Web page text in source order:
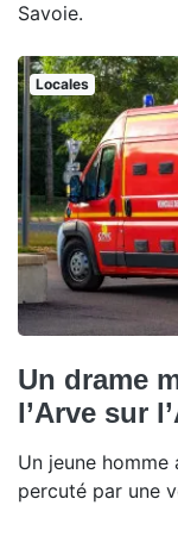
Savoie.
Locales
Un drame
l’Arve sur
Un jeune
percuté par une